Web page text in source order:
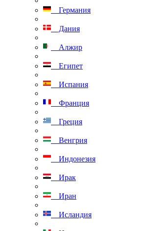
Германия
Дания
Алжир
Египет
Испания
Франция
Греция
Венгрия
Индонезия
Ирак
Иран
Исландия